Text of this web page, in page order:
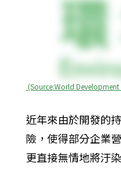
(Source:World Development
近年來由於開發的
險，使得部分企業
更直接無情地將汙